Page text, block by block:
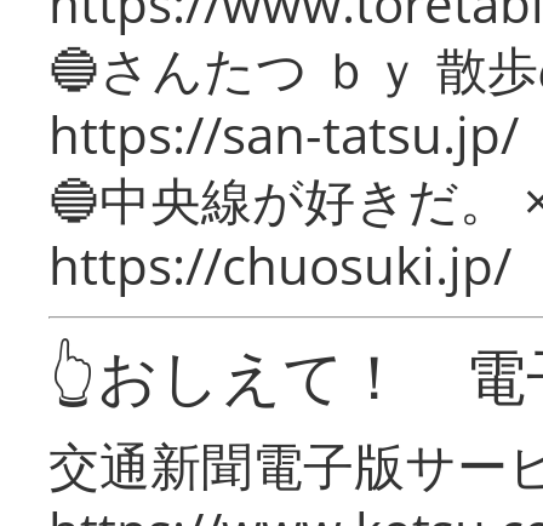
🔵さんたつ ｂｙ 散
https://san-tatsu.jp/
🔵中央線が好きだ。
https://chuosuki.jp/
👆おしえて！ 電
交通新聞電子版サー